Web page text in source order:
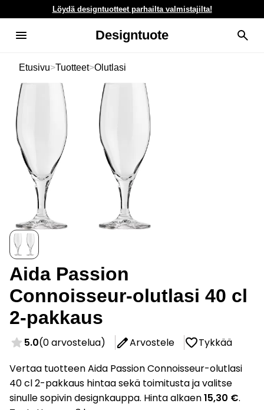
Löydä designtuotteet parhailta valmistajilta!
Designtuote
Etusivu>Tuotteet>Olutlasi
Aida Passion
Connoisseur-olutlasi 40 cl
2-pakkaus
5.0(0 arvostelua) Arvostele
Tykkää
Vertaa tuotteen Aida Passion Connoisseur-olutlasi
40 cl 2-pakkaus hintaa sekä toimitusta ja valitse
sinulle sopivin designkauppa. Hinta alkaen15,30 €.